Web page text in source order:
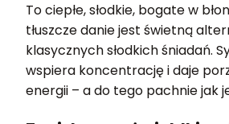
To ciepłe, słodkie, bogate w
tłuszcze danie jest świetną
klasycznych słodkich śniadań.
wspiera koncentrację i daje
energii – a do tego pachnie jak